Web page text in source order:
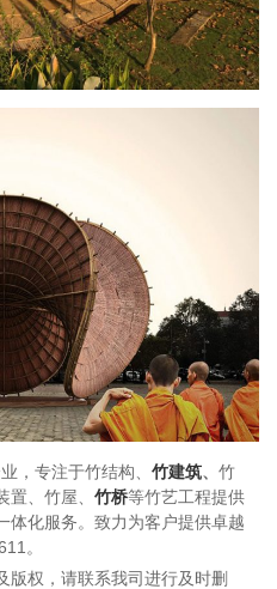
，专注于竹结构、 竹建筑、 竹
、竹屋、 竹桥等竹艺工程提供
体化服务。致力为客户提供卓越
。
版权，请联系我司进行及时删